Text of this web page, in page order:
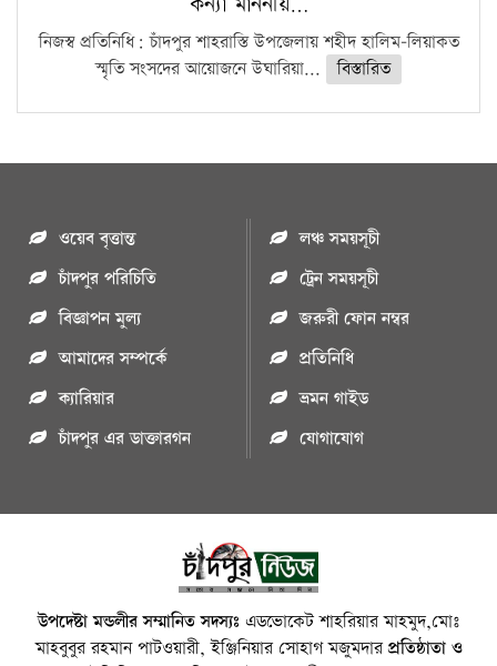
নিজস্ব প্রতিনিধি: চাঁদপুর শাহরাস্তি উপজেলায় শহীদ হালিম-লিয়াকত
স্মৃতি সংসদের আয়োজনে উঘারিয়া...
বিস্তারিত
ওয়েব বৃত্তান্ত
চাঁদপুর পরিচিতি
বিজ্ঞাপন মুল্য
আমাদের সম্পর্কে
ক্যারিয়ার
চাঁদপুর এর ডাক্তারগন
লঞ্চ সময়সূচী
ট্রেন সময়সূচী
জরুরী ফোন নম্বর
প্রতিনিধি
ভ্রমন গাইড
যোগাযোগ
উপদেষ্টা মন্ডলীর সম্মানিত সদস্যঃ এডভোকেট শাহরিয়ার মাহমুদ,মোঃ
মাহবুবুর রহমান পাটওয়ারী, ইঞ্জিনিয়ার সোহাগ মজুমদারপ্রতিষ্ঠাতা ও